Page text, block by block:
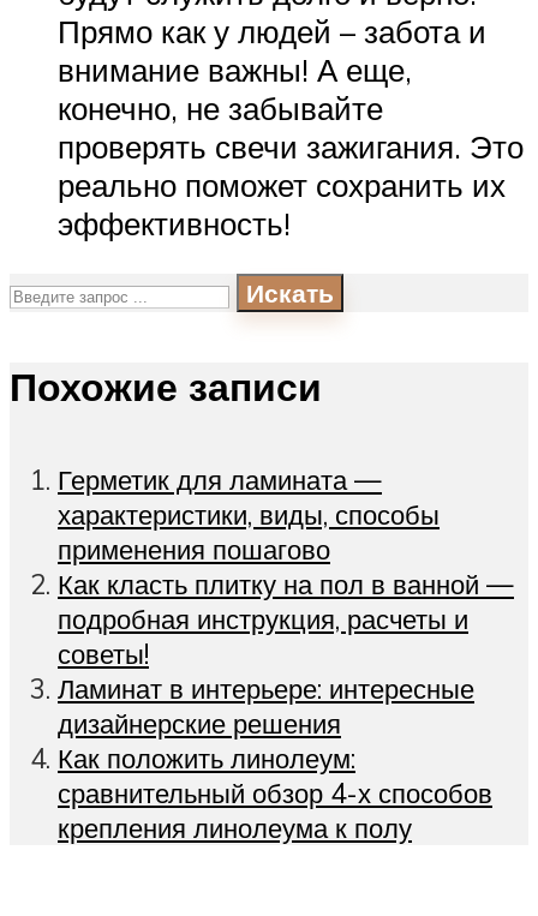
Прямо как у людей – забота и
внимание важны! А еще,
конечно, не забывайте
проверять свечи зажигания. Это
реально поможет сохранить их
эффективность!
Искать
Похожие записи
Герметик для ламината —
характеристики, виды, способы
применения пошагово
Как класть плитку на пол в ванной —
подробная инструкция, расчеты и
советы!
Ламинат в интерьере: интересные
дизайнерские решения
Как положить линолеум:
сравнительный обзор 4-х способов
крепления линолеума к полу